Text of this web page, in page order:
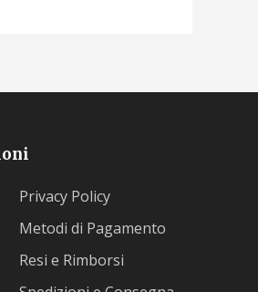
Privacy Policy
Metodi di Pagamento
Resi e Rimborsi